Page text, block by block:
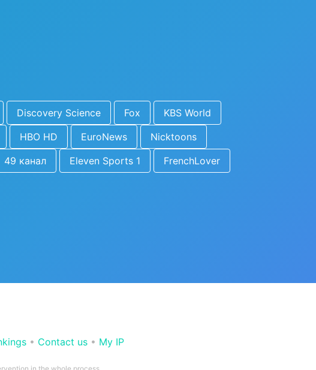
Discovery Science Fox
KBS World
HBO HD EuroNews
Nicktoons
49 канал Eleven Sports 1
FrenchLover
• Contact us • My IP